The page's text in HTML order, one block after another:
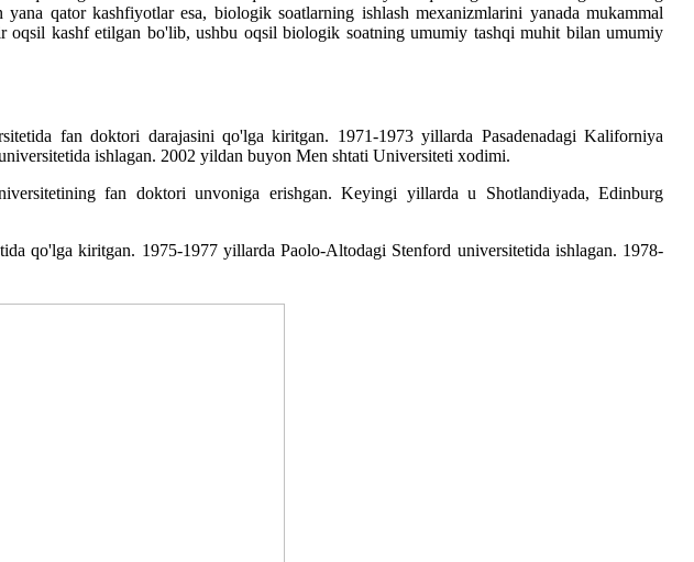
qator kashfiyotlar esa, biologik soatlarning ishlash mexanizmlarini yanada mukammal
oqsil kashf etilgan bo'lib, ushbu oqsil biologik soatning umumiy tashqi muhit bilan umumiy
fan doktori darajasini qo'lga kiritgan. 1971-1973 yillarda Pasadenadagi Kaliforniya
ishlagan. 2002 yildan buyon Men shtati Universiteti xodimi.
fan doktori unvoniga erishgan. Keyingi yillarda u Shotlandiyada, Edinburg
qo'lga kiritgan. 1975-1977 yillarda Paolo-Altodagi Stenford universitetida ishlagan. 1978-